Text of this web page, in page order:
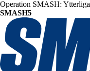
Operation SMASH:
SMASH5